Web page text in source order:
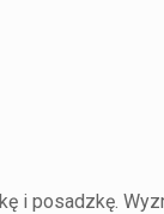
i posadzkę.